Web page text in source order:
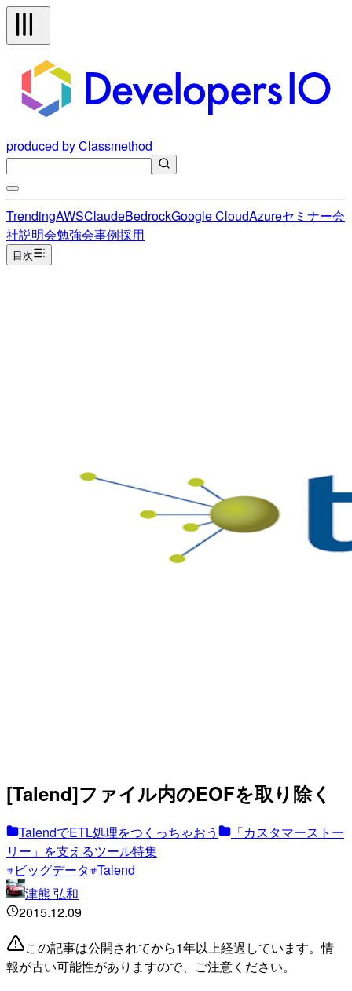
produced by Classmethod
TrendingAWSClaudeBedrockGoogle CloudAzureセミナー会
社説明会勉強会事例採用
目次
[Talend]ファイル内のEOFを取り除く
TalendでETL処理をつくっちゃおう
「カスタマーストー
リー」を支えるツール特集
ビッグデータ Talend
津熊 弘和
2015.12.09
この記事は公開されてから1年以上経過しています。情
報が古い可能性がありますので、ご注意ください。